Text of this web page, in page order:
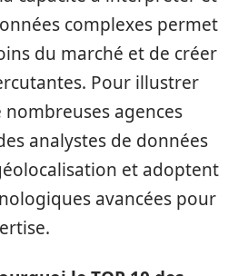
complexes permet
du marché et de créer
Pour illustrer
agences
analystes de données
et adoptent
avancées pour